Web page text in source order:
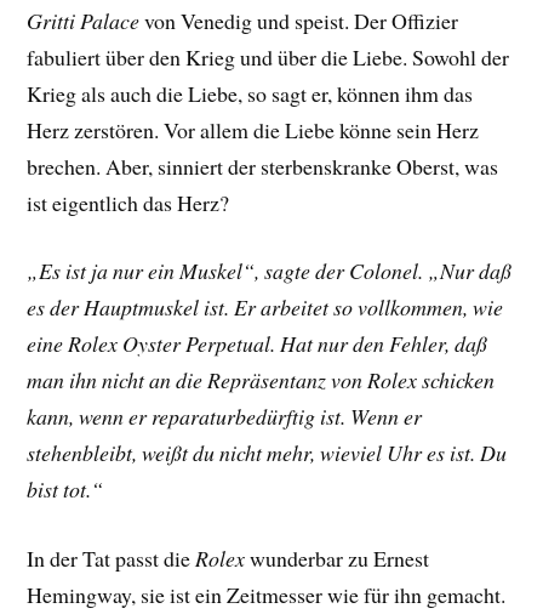
Gritti Palacevon Venedig und speist. Der Offizier
fabuliert über den Krieg und über die Liebe. Sowohl der
Krieg als auch die Liebe, so sagt er, können ihm das
Herz zerstören. Vor allem die Liebe könne sein Herz
brechen. Aber, sinniert der sterbenskranke Oberst, was
ist eigentlich das Herz?
„Es ist ja nur ein Muskel“, sagte der Colonel. „Nur daß
es der Hauptmuskel ist. Er arbeitet so vollkommen, wie
eine Rolex Oyster Perpetual. Hat nur den Fehler, daß
man ihn nicht an die Repräsentanz von Rolex schicken
kann, wenn er reparaturbedürftig ist. Wenn er
stehenbleibt, weißt du nicht mehr, wieviel Uhr es ist. Du
bist tot.“
In der Tat passt dieRolexwunderbar zu Ernest
Hemingway, sie ist ein Zeitmesser wie für ihn gemacht.